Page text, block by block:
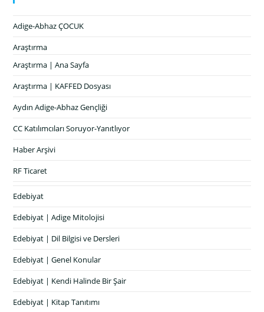
Adige-Abhaz ÇOCUK
Araştırma
Araştırma | Ana Sayfa
Araştırma | KAFFED Dosyası
Aydın Adige-Abhaz Gençliği
CC Katılımcıları Soruyor-Yanıtlıyor
Haber Arşivi
RF Ticaret
Edebiyat
Edebiyat | Adige Mitolojisi
Edebiyat | Dil Bilgisi ve Dersleri
Edebiyat | Genel Konular
Edebiyat | Kendi Halinde Bir Şair
Edebiyat | Kitap Tanıtımı